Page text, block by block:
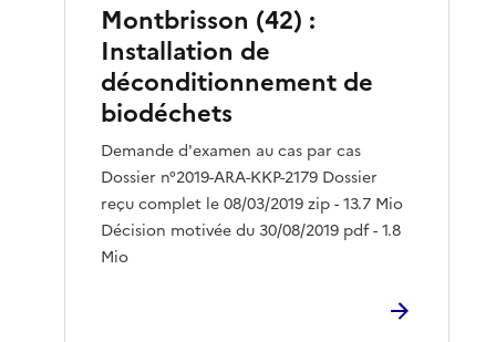
Montbrisson (42) :
Installation de
déconditionnement de
biodéchets
Demande d'examen au cas par cas
Dossier n°2019-ARA-KKP-2179 Dossier
reçu complet le 08/03/2019 zip - 13.7 Mio
Décision motivée du 30/08/2019 pdf - 1.8
Mio